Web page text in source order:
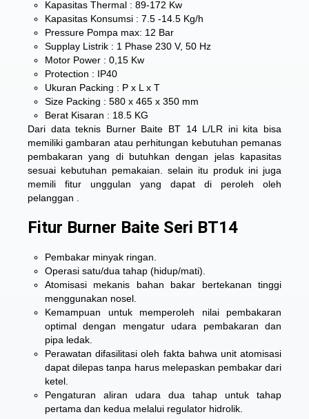
Kapasitas Thermal : 89-172 Kw
Kapasitas Konsumsi : 7.5 -14.5 Kg/h
Pressure Pompa max: 12 Bar
Supplay Listrik : 1 Phase 230 V, 50 Hz
Motor Power : 0,15 Kw
Protection : IP40
Ukuran Packing : P x L x T
Size Packing : 580 x 465 x 350 mm
Berat Kisaran : 18.5 KG
Dari data teknis Burner Baite BT 14 L/LR ini kita bisa
memiliki gambaran atau perhitungan kebutuhan pemanas
pembakaran yang di butuhkan dengan jelas kapasitas
sesuai kebutuhan pemakaian. selain itu produk ini juga
memili fitur unggulan yang dapat di peroleh oleh
pelanggan .
Fitur Burner Baite Seri BT14
Pembakar minyak ringan.
Operasi satu/dua tahap (hidup/mati).
Atomisasi mekanis bahan bakar bertekanan tinggi
menggunakan nosel.
Kemampuan untuk memperoleh nilai pembakaran
optimal dengan mengatur udara pembakaran dan
pipa ledak.
Perawatan difasilitasi oleh fakta bahwa unit atomisasi
dapat dilepas tanpa harus melepaskan pembakar dari
ketel.
Pengaturan aliran udara dua tahap untuk tahap
pertama dan kedua melalui regulator hidrolik.